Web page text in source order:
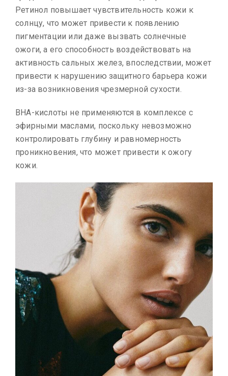
Ретинол повышает чувствительность кожи к
солнцу, что может привести к появлению
пигментации или даже вызвать солнечные
ожоги, а его способность воздействовать на
активность сальных желез, впоследствии, может
привести к нарушению защитного барьера кожи
из-за возникновения чрезмерной сухости.
ВНА-кислоты не применяются в комплексе с
эфирными маслами, поскольку невозможно
контролировать глубину и равномерность
проникновения, что может привести к ожогу
кожи.